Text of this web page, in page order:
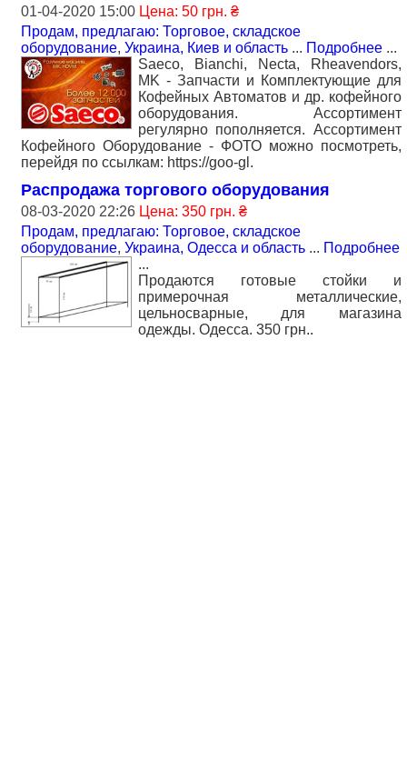
01-04-2020 15:00 Цена: 50 грн. ₴
Продам, предлагаю: Торговое, складское
оборудование, Украина, Киев и область ... Подробнее ...
Saeco, Bianchi, Necta, Rheavendors,
MK - Запчасти и Комплектующие для
Кофейных Автоматов и др. кофейного
оборудования. Ассортимент
регулярно пополняется. Ассортимент
Кофейного Оборудование - ФОТО можно посмотреть,
перейдя по ссылкам: https://goo-gl.
Распродажа торгового оборудования
08-03-2020 22:26 Цена: 350 грн. ₴
Продам, предлагаю: Торговое, складское
оборудование, Украина, Одесса и область ... Подробнее
...
Продаются готовые стойки и
примерочная металлические,
цельносварные, для магазина
одежды. Одесса. 350 грн..